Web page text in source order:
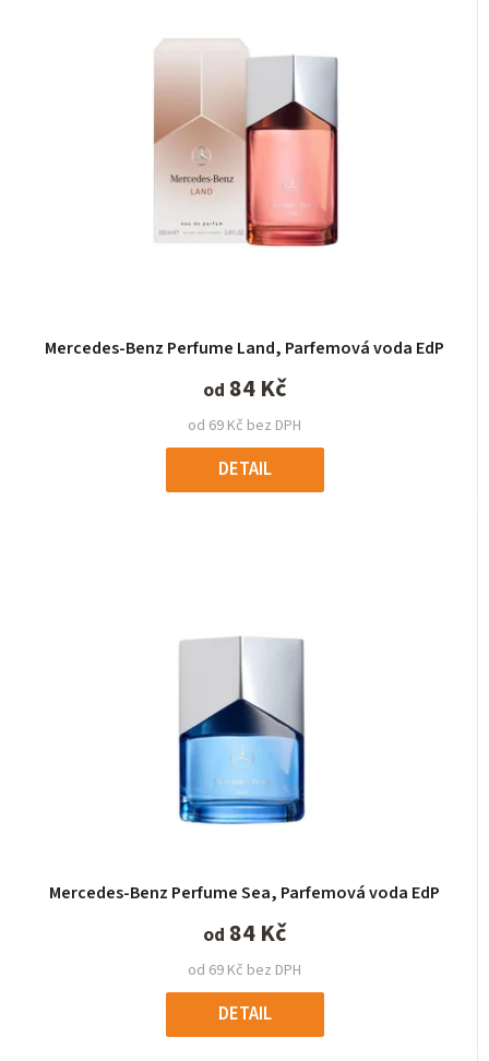
Mercedes-Benz Perfume Land, Parfemová voda EdP
od 69 Kč bez DPH
od 84 Kč
DETAIL
Mercedes-Benz Perfume Sea, Parfemová voda EdP
od 69 Kč bez DPH
od 84 Kč
DETAIL